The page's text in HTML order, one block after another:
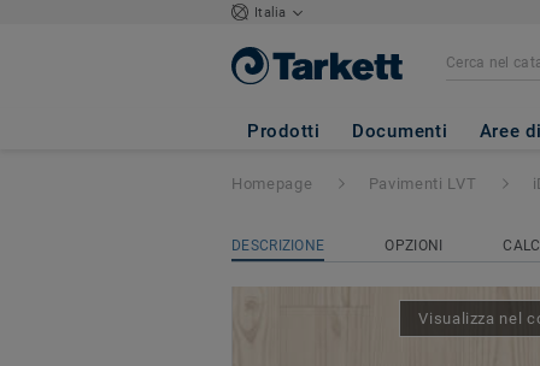
Italia
Prodotti Documenti Aree
iD Inspiration 55
SOAPED
Homepage Pavimenti LVT
DESCRIZIONE OPZIONI
Visualizza nel